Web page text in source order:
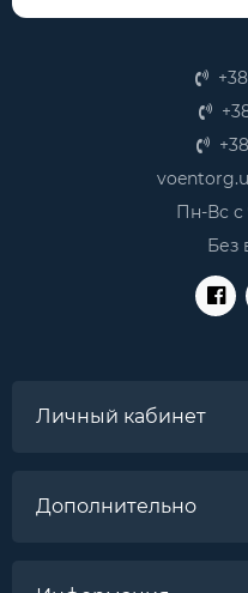
Пн-Вс с
Без
Личный кабинет
Дополнительно